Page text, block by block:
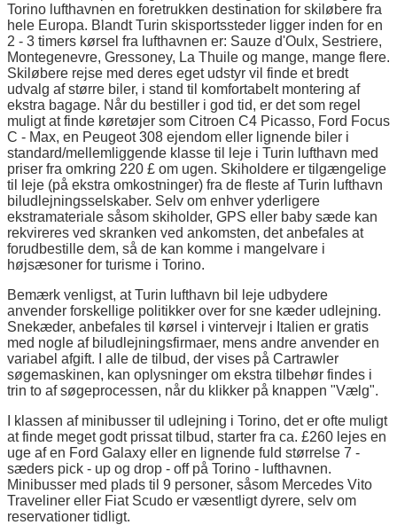
Torino lufthavnen en foretrukken destination for skiløbere fra
hele Europa. Blandt Turin skisportssteder ligger inden for en
2 - 3 timers kørsel fra lufthavnen er: Sauze d'Oulx, Sestriere,
Montegenevre, Gressoney, La Thuile og mange, mange flere.
Skiløbere rejse med deres eget udstyr vil finde et bredt
udvalg af større biler, i stand til komfortabelt montering af
ekstra bagage. Når du bestiller i god tid, er det som regel
muligt at finde køretøjer som Citroen C4 Picasso, Ford Focus
C - Max, en Peugeot 308 ejendom eller lignende biler i
standard/mellemliggende klasse til leje i Turin lufthavn med
priser fra omkring 220 £ om ugen. Skiholdere er tilgængelige
til leje (på ekstra omkostninger) fra de fleste af Turin lufthavn
biludlejningsselskaber. Selv om enhver yderligere
ekstramateriale såsom skiholder, GPS eller baby sæde kan
rekvireres ved skranken ved ankomsten, det anbefales at
forudbestille dem, så de kan komme i mangelvare i
højsæsoner for turisme i Torino.
Bemærk venligst, at Turin lufthavn bil leje udbydere
anvender forskellige politikker over for sne kæder udlejning.
Snekæder, anbefales til kørsel i vintervejr i Italien er gratis
med nogle af biludlejningsfirmaer, mens andre anvender en
variabel afgift. I alle de tilbud, der vises på Cartrawler
søgemaskinen, kan oplysninger om ekstra tilbehør findes i
trin to af søgeprocessen, når du klikker på knappen "Vælg".
I klassen af minibusser til udlejning i Torino, det er ofte muligt
at finde meget godt prissat tilbud, starter fra ca. £260 lejes en
uge af en Ford Galaxy eller en lignende fuld størrelse 7 -
sæders pick - up og drop - off på Torino - lufthavnen.
Minibusser med plads til 9 personer, såsom Mercedes Vito
Traveliner eller Fiat Scudo er væsentligt dyrere, selv om
reservationer tidligt.